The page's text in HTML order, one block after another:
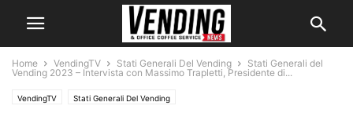
Home VendingTV Stati Generali Del Vending
Stati Generali del
Vending 2023 – Intervista con Massimo Trapletti, Presidente di...
VendingTV Stati Generali Del Vending